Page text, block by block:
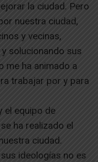
la ciudad. Pero
nuestra ciudad,
y vecinas,
solucionando sus
me ha animado a
trabajar por y para
el equipo de
ha realizado el
ciudad.
ideologías no es